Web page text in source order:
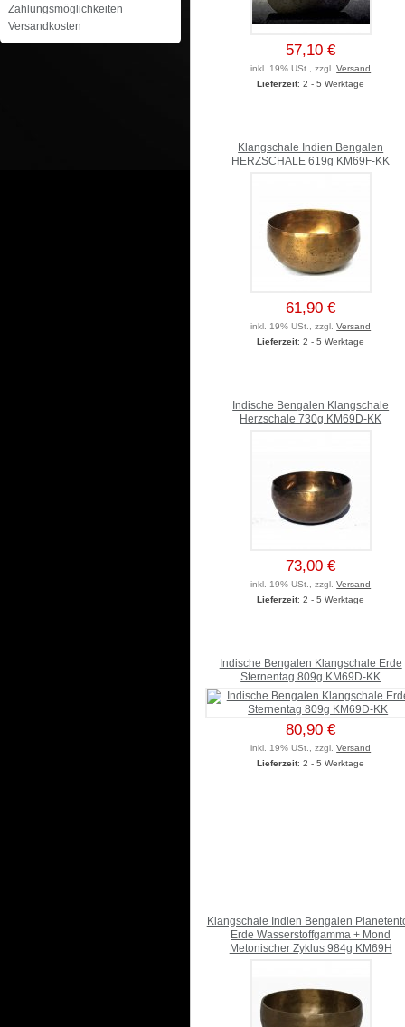
57,10 €
inkl. 19% USt., zzgl.Versand
Lieferzeit: 2 - 5 Werktage
Klangschale Indien Bengalen
HERZSCHALE 619g KM69F-KK
61,90 €
inkl. 19% USt., zzgl.Versand
Lieferzeit: 2 - 5 Werktage
Indische Bengalen Klangschale
Herzschale 730g KM69D-KK
73,00 €
inkl. 19% USt., zzgl.Versand
Lieferzeit: 2 - 5 Werktage
Indische Bengalen Klangschale Erde
Sternentag 809g KM69D-KK
80,90 €
inkl. 19% USt., zzgl.Versand
Lieferzeit: 2 - 5 Werktage
Klangschale Indien Bengalen
Erde Wasserstoffgamma + Mond
Metonischer Zyklus 984g KM69H
Zahlungsmöglichkeiten
Versandkosten